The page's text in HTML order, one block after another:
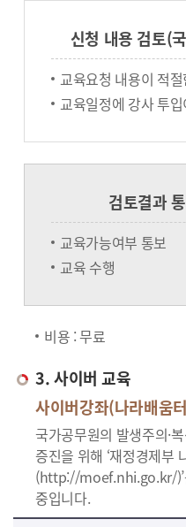
신청 내용 검토(
교육요청 내용이 적절
교육일정에 강사 투
검토결과
교육가능여부 통보
교육 수행
비용 : 무료
3. 사이버 교육
사이버강좌(나라배움
국가공무원의 발생주의·
증진을 위해 ‘재정경제부
(http://moef.nhi.go.kr/)’
중입니다.
사이버교육의 사이버강좌(나라배움터)에 대한 안내로 실시기관, 교육과정, 대상, 인원, 시간, 인정시간, 신청(기간,절차), 수료(요건,평가,수료증)으로 구분되며 이에 해당하는 내용으로 구성된 표 입니다.